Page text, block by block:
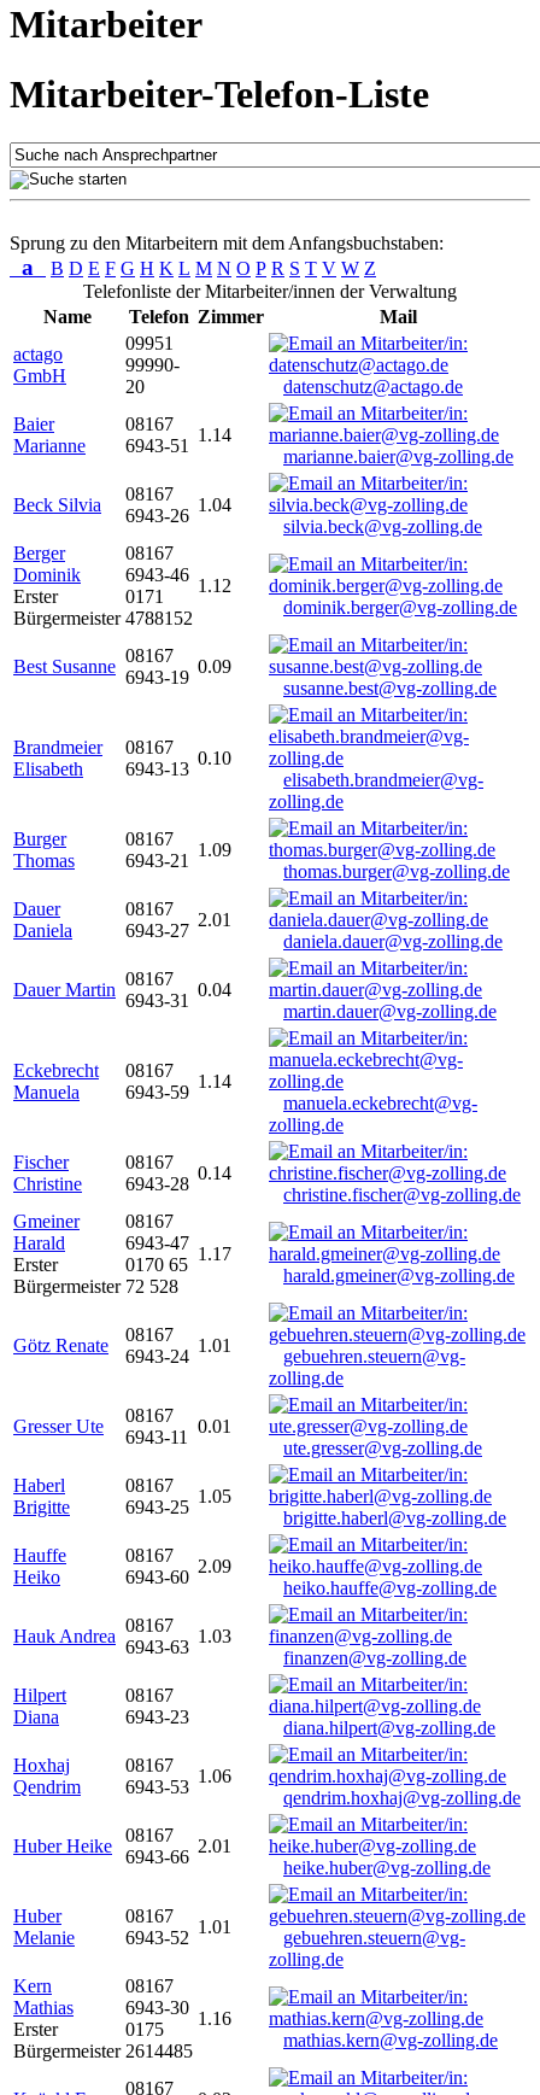
Mitarbeiter
Mitarbeiter-Telefon-Liste
Sprung zu den Mitarbeitern mit dem Anfangsbuchstaben:
a B D E F G H K L M N O P R S T V W Z
Telefonliste der Mitarbeiter/innen der Verwaltung
Name
Telefon Zimmer
Mail
actago
GmbH
09951
99990-
20
datenschutz@actago.de
Baier
Marianne
08167
6943-51
1.14
marianne.baier@vg-zolling.de
Beck Silvia
08167
6943-26
1.04
silvia.beck@vg-zolling.de
Berger
Dominik
Erster
Bürgermeister
08167
6943-46
0171
4788152
1.12
dominik.berger@vg-zolling.de
Best Susanne
08167
6943-19
0.09
susanne.best@vg-zolling.de
Brandmeier
Elisabeth
08167
6943-13
0.10
elisabeth.brandmeier@vg-
zolling.de
Burger
Thomas
08167
6943-21
1.09
thomas.burger@vg-zolling.de
Dauer
Daniela
08167
6943-27
2.01
daniela.dauer@vg-zolling.de
Dauer Martin
08167
6943-31
0.04
martin.dauer@vg-zolling.de
Eckebrecht
Manuela
08167
6943-59
1.14
manuela.eckebrecht@vg-
zolling.de
Fischer
Christine
08167
6943-28
0.14
christine.fischer@vg-zolling.de
Gmeiner
Harald
Erster
Bürgermeister
08167
6943-47
0170 65
72 528
1.17
harald.gmeiner@vg-zolling.de
Götz Renate
08167
6943-24
1.01
gebuehren.steuern@vg-
zolling.de
Gresser Ute
08167
6943-11
0.01
ute.gresser@vg-zolling.de
Haberl
Brigitte
08167
6943-25
1.05
brigitte.haberl@vg-zolling.de
Hauffe
Heiko
08167
6943-60
2.09
heiko.hauffe@vg-zolling.de
Hauk Andrea
08167
6943-63
1.03
finanzen@vg-zolling.de
Hilpert
Diana
08167
6943-23
diana.hilpert@vg-zolling.de
Hoxhaj
Qendrim
08167
6943-53
1.06
qendrim.hoxhaj@vg-zolling.de
Huber Heike
08167
6943-66
2.01
heike.huber@vg-zolling.de
Huber
Melanie
08167
6943-52
1.01
gebuehren.steuern@vg-
zolling.de
Kern
Mathias
Erster
Bürgermeister
08167
6943-30
0175
2614485
1.16
mathias.kern@vg-zolling.de
08167